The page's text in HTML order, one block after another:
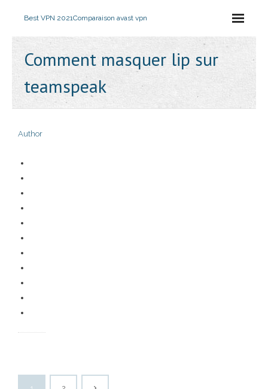
Best VPN 2021Comparaison avast vpn
Comment masquer lip sur
teamspeak
Author